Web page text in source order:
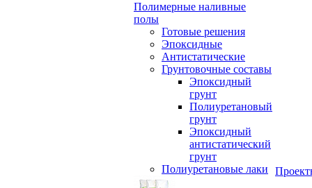
Полимерные наливные
полы
Готовые решения
Эпоксидные
Антистатические
Грунтовочные составы
Эпоксидный
грунт
Полиуретановый
грунт
Эпоксидный
антистатический
грунт
Полиуретановые лаки